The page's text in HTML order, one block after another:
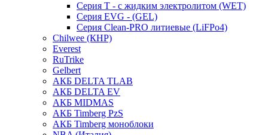
Серия T - с жидким электролитом (WET)
Серия EVG - (GEL)
Серия Clean-PRO литиевые (LiFPo4)
Chilwee (КНР)
Everest
RuTrike
Gelbert
АКБ DELTA TLAB
АКБ DELTA EV
АКБ MIDMAS
АКБ Timberg PzS
АКБ Timberg моноблоки